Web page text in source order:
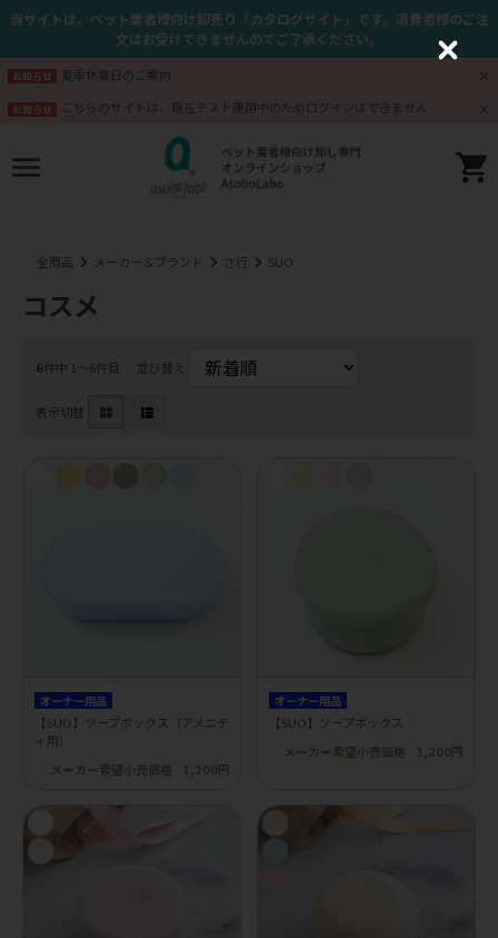
当サイトは、ペット業者様向け卸売り「カタログサイト」です。消費者様のご注
文はお受けできませんのでご了承ください。
お知らせ 夏季休業日のご案内
お知らせ こちらのサイトは、現在テスト運用中のためログインはできません
全商品 メーカー＆ブランド さ行 SUO
コスメ
6件中 1〜6件目 並び替え
表示切替
オーナー用品
【SUO】ソープボックス（アメニテ
ィ用）
メーカー希望小売価格
1,200円
オーナー用品
【SUO】ソープボックス
メーカー希望小売価格
1,200円
C